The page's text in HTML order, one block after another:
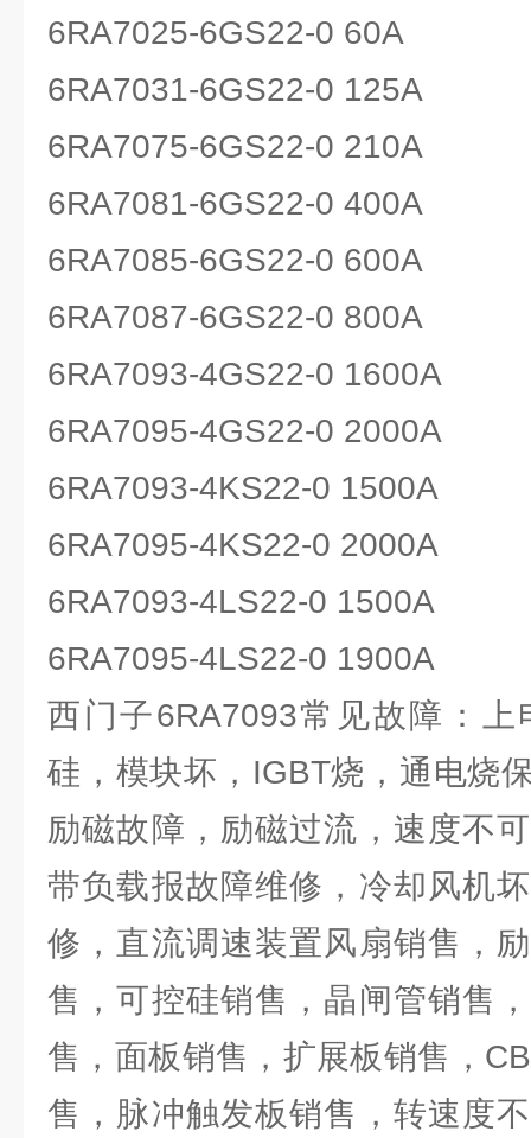
6RA7025-6GS22-0 60A
6RA7031-6GS22-0 125A
6RA7075-6GS22-0 210A
6RA7081-6GS22-0 400A
6RA7085-6GS22-0 600A
6RA7087-6GS22-0 800A
6RA7093-4GS22-0 1600A
6RA7095-4GS22-0 2000A
6RA7093-4KS22-0 1500A
6RA7095-4KS22-0 2000A
6RA7093-4LS22-0 1500A
6RA7095-4LS22-0 1900A
西门子6RA7093常见故障：
硅，模块坏，IGBT烧，通电烧
励磁故障，励磁过流，速度不
带负载报故障维修，冷却风机
修，直流调速装置风扇销售，
售，可控硅销售，晶闸管销售
售，面板销售，扩展板销售，
售，脉冲触发板销售，转速度